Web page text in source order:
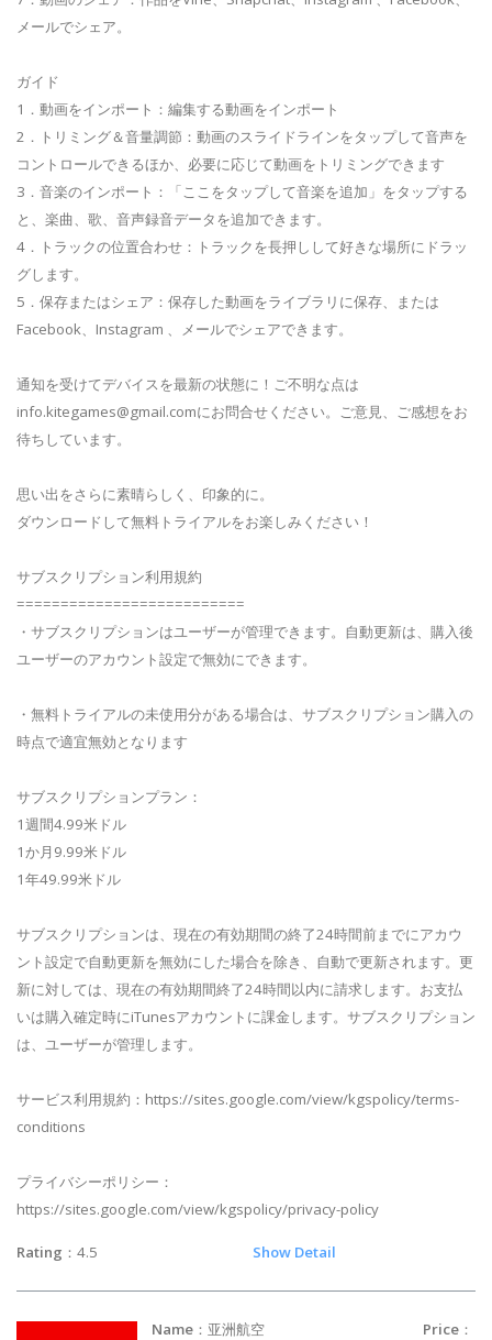
メールでシェア。
ガイド
1．動画をインポート：編集する動画をインポート
2．トリミング＆音量調節：動画のスライドラインをタップして音声を
コントロールできるほか、必要に応じて動画をトリミングできます
3．音楽のインポート：「ここをタップして音楽を追加」をタップする
と、楽曲、歌、音声録音データを追加できます。
4．トラックの位置合わせ：トラックを長押しして好きな場所にドラッ
グします。
5．保存またはシェア：保存した動画をライブラリに保存、または
Facebook、Instagram 、メールでシェアできます。
通知を受けてデバイスを最新の状態に！ご不明な点は
info.kitegames@gmail.comにお問合せください。ご意見、ご感想をお
待ちしています。
思い出をさらに素晴らしく、印象的に。
ダウンロードして無料トライアルをお楽しみください！
サブスクリプション利用規約
==========================
・サブスクリプションはユーザーが管理できます。自動更新は、購入後
ユーザーのアカウント設定で無効にできます。
・無料トライアルの未使用分がある場合は、サブスクリプション購入の
時点で適宜無効となります
サブスクリプションプラン：
1週間4.99米ドル
1か月9.99米ドル
1年49.99米ドル
サブスクリプションは、現在の有効期間の終了24時間前までにアカウ
ント設定で自動更新を無効にした場合を除き、自動で更新されます。更
新に対しては、現在の有効期間終了24時間以内に請求します。お支払
いは購入確定時にiTunesアカウントに課金します。サブスクリプション
は、ユーザーが管理します。
サービス利用規約：https://sites.google.com/view/kgspolicy/terms-
conditions
プライバシーポリシー：
https://sites.google.com/view/kgspolicy/privacy-policy
Rating ：4.5 Show Detail
Name ：亚洲航空 Price ：